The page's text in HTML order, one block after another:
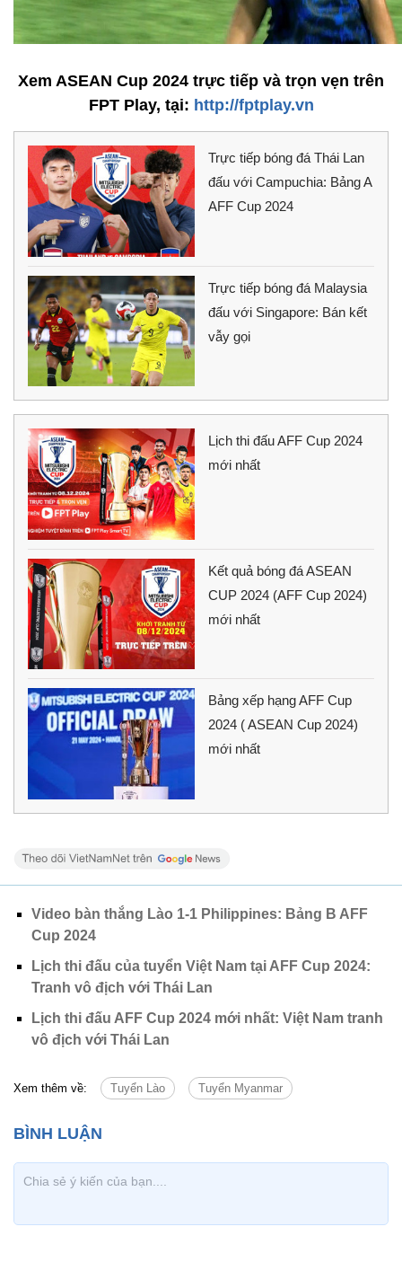
Xem ASEAN Cup 2024 trực tiếp và trọn vẹn trên
FPT Play, tại: http://fptplay.vn
Trực tiếp bóng đá Thái Lan
đấu với Campuchia: Bảng A
AFF Cup 2024
Trực tiếp bóng đá Malaysia
đấu với Singapore: Bán kết
vẫy gọi
Lịch thi đấu AFF Cup 2024
mới nhất
Kết quả bóng đá ASEAN
CUP 2024 (AFF Cup 2024)
mới nhất
Bảng xếp hạng AFF Cup
2024 ( ASEAN Cup 2024)
mới nhất
Video bàn thắng Lào 1-1 Philippines: Bảng B AFF
Cup 2024
Lịch thi đấu của tuyển Việt Nam tại AFF Cup 2024:
Tranh vô địch với Thái Lan
Lịch thi đấu AFF Cup 2024 mới nhất: Việt Nam tranh
vô địch với Thái Lan
Xem thêm về: Tuyển Lào Tuyển Myanmar